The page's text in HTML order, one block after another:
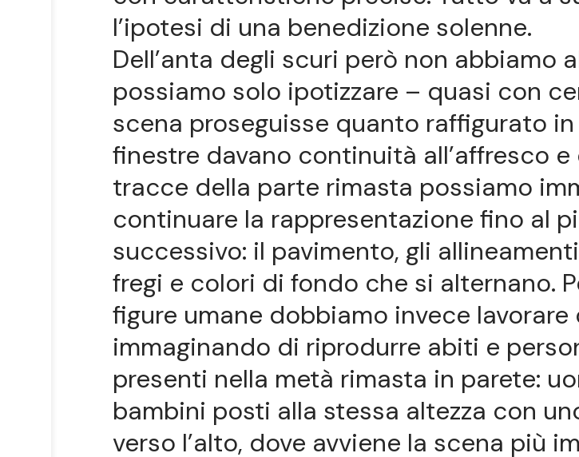
l’ipotesi di una benedizione solenne.
Dell’anta degli scuri però non abbiamo
possiamo solo ipotizzare – quasi con
scena proseguisse quanto raffigurato in
finestre davano continuità all’affresco
tracce della parte rimasta possiamo
continuare la rappresentazione fino al
successivo: il pavimento, gli
fregi e colori di fondo che si alternano.
figure umane dobbiamo invece lavorare
immaginando di riprodurre abiti e
presenti nella metà rimasta in parete:
bambini posti alla stessa altezza con
verso l’alto, dove avviene la scena più